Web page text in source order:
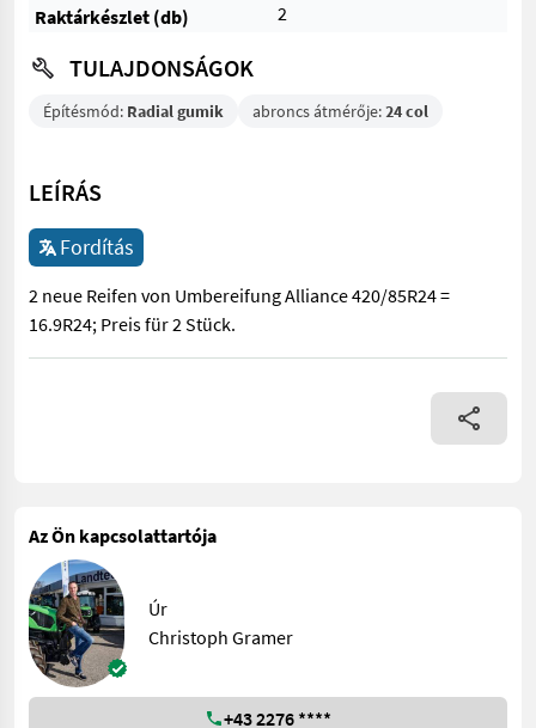
Raktárkészlet (db)
2
TULAJDONSÁGOK
Építésmód: Radial gumik abroncs átmérője:24 col
LEÍRÁS
Fordítás
2 neue Reifen von Umbereifung Alliance 420/85R24 =
16.9R24; Preis für 2 Stück.
2 neue Reifen von Umbereifung Alliance 420/85R24 = 16.9R24;
Az Ön kapcsolattartója
Úr
Christoph Gramer
+43 2276 ****